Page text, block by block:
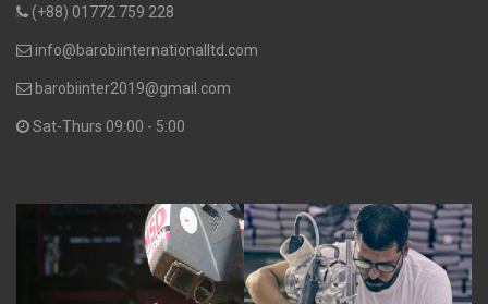
(+88) 01772 759 228
info@barobiinternationalltd.com
barobiinter2019@gmail.com
Sat-Thurs 09:00 - 5:00